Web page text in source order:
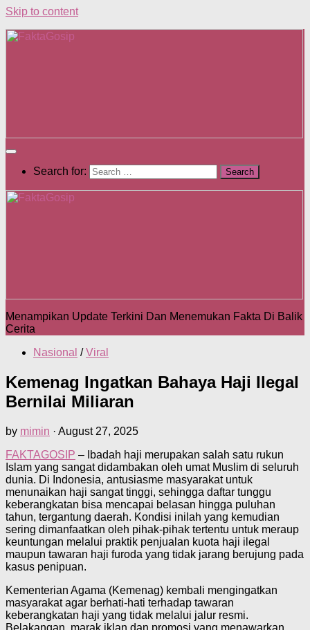
Skip to content
Search for:
Menampikan Update Terkini Dan Menemukan Fakta Di Balik
Cerita
Nasional / Viral
Kemenag Ingatkan Bahaya Haji Ilegal
Bernilai Miliaran
by mimin · August 27, 2025
FAKTAGOSIP – Ibadah haji merupakan salah satu rukun
Islam yang sangat didambakan oleh umat Muslim di seluruh
dunia. Di Indonesia, antusiasme masyarakat untuk
menunaikan haji sangat tinggi, sehingga daftar tunggu
keberangkatan bisa mencapai belasan hingga puluhan
tahun, tergantung daerah. Kondisi inilah yang kemudian
sering dimanfaatkan oleh pihak-pihak tertentu untuk meraup
keuntungan melalui praktik penjualan kuota haji ilegal
maupun tawaran haji furoda yang tidak jarang berujung pada
kasus penipuan.
Kementerian Agama (Kemenag) kembali mengingatkan
masyarakat agar berhati-hati terhadap tawaran
keberangkatan haji yang tidak melalui jalur resmi.
Belakangan, marak iklan dan promosi yang menawarkan